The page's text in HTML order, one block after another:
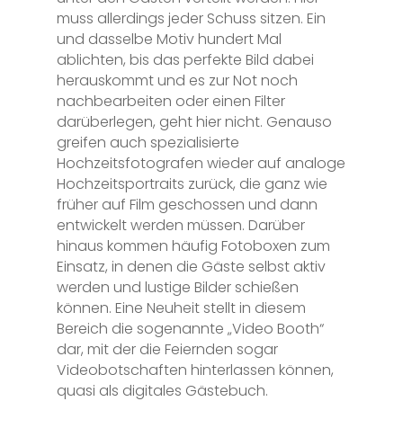
muss allerdings jeder Schuss sitzen. Ein
und dasselbe Motiv hundert Mal
ablichten, bis das perfekte Bild dabei
herauskommt und es zur Not noch
nachbearbeiten oder einen Filter
darüberlegen, geht hier nicht. Genauso
greifen auch spezialisierte
Hochzeitsfotografen wieder auf analoge
Hochzeitsportraits zurück, die ganz wie
früher auf Film geschossen und dann
entwickelt werden müssen. Darüber
hinaus kommen häufig Fotoboxen zum
Einsatz, in denen die Gäste selbst aktiv
werden und lustige Bilder schießen
können. Eine Neuheit stellt in diesem
Bereich die sogenannte „Video Booth“
dar, mit der die Feiernden sogar
Videobotschaften hinterlassen können,
quasi als digitales Gästebuch.